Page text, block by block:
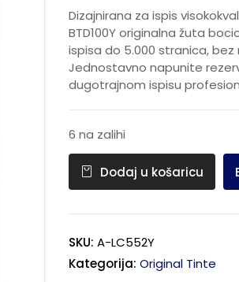
Dizajnirana za ispis
BTD100Y originalna žuta
ispisa do 5.000 stranica,
Jednostavno napunite
dugotrajnom ispisu
6 na zalihi
Dodaj u košaricu
SKU: A-LC552Y
Kategorija: Original Tinte